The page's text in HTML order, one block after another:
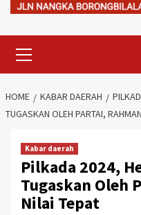
Menu
HOME KABAR DAERAH
TUGASKAN OLEH PARTAI,
Kabar daerah
Pilkada 2024,
Tugaskan Oleh
Nilai Tepat